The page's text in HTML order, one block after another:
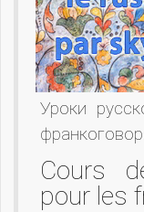
Уроки
Cours
pour les